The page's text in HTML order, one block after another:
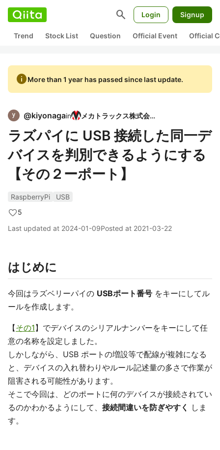
search Login Signup
Trend Stock List Question Official Event Official
infoMore than 1 year has passed since last update.
@kiyonagain メカトラックス株式会社
ラズパイに USB 接続した同一デ
バイスを判別できるようにする
【その２ーポート】
RaspberryPi
USB
5
Last updated at 2024-01-09Posted at 2021-03-22
はじめに
今回はラズベリーパイの USBポート番号 をキーにしてル
ールを作成します。
【その1】でデバイスのシリアルナンバーをキーにして任
意の名称を設定しました。
しかしながら、USB ポートの増設等で配線が複雑になる
と、デバイスの入れ替わりやルール記述量の多さで作業が
阻害される可能性があります。
そこで今回は、どのポートに何のデバイスが接続されてい
るのかわかるようにして、 接続間違いを防ぎやすく
しま
す。